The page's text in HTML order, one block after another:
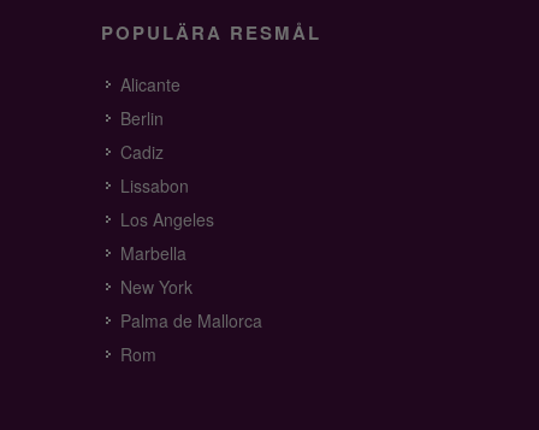
POPULÄRA RESMÅL
Alicante
Berlin
Cadiz
Lissabon
Los Angeles
Marbella
New York
Palma de Mallorca
Rom